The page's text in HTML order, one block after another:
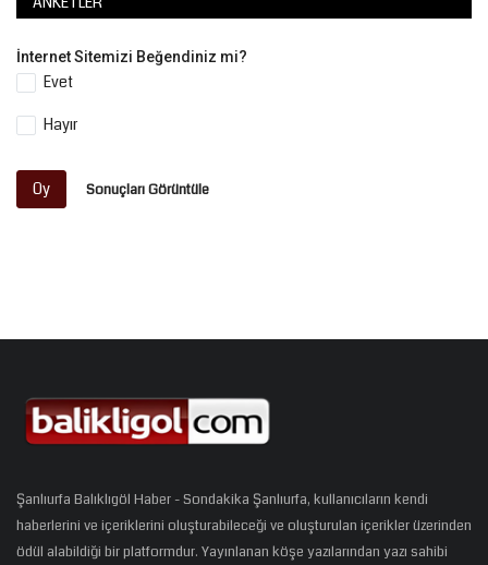
İnternet Sitemizi Beğendiniz mi?
Evet
Hayır
Oy Sonuçları Görüntüle
Şanlıurfa Balıklıgöl Haber - Sondakika Şanlıurfa, kullanıcıların kendi
haberlerini ve içeriklerini oluşturabileceği ve oluşturulan içerikler üzerinden
ödül alabildiği bir platformdur. Yayınlanan köşe yazılarından yazı sahibi